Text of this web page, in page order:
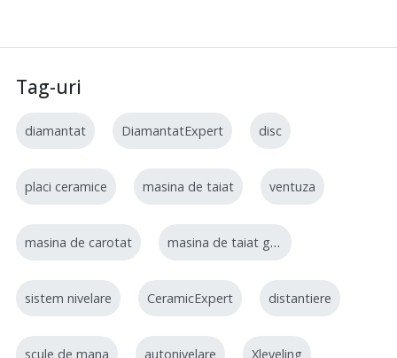
Tag-uri
diamantat DiamantatExpert disc
placi ceramice masina de taiat ventuza
masina de carotat masina de taiat gresie
sistem nivelare CeramicExpert distantiere
scule de mana autonivelare Xleveling